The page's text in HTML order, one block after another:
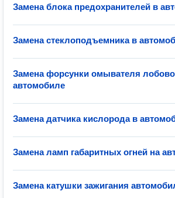
Замена блока предохранителей в
Замена стеклоподъемника в
Замена форсунки омывателя
автомобиле
Замена датчика кислорода в
Замена ламп габаритных огней на
Замена катушки зажигания